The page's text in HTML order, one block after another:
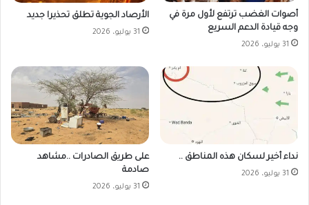
أصوات الغضب ترتفع لأول مرة في
وجه قيادة الدعم السريع
31 يوليو، 2026
الأرصاد الجوية تطلق تحذيرا جديد
31 يوليو، 2026
نداء أخير لسكان هذه المناطق ..
31 يوليو، 2026
على طريق الصادرات ..مشاهد
صادمة
31 يوليو، 2026